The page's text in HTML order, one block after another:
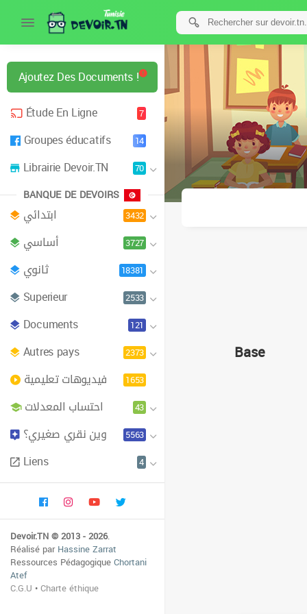
Ajoutez Des Documents !
Étude En Ligne
7
Groupes éducatifs 14
Librairie Devoir.TN 70
BANQUE DE DEVOIRS
ابتدائي 3432
أساسي 3727
ثانوي 18381
Superieur 2533
Documents 121
Autres pays 2373
فيديوهات تعليمية 1653
احتساب المعدلات 43
وين نقري صغيري؟ 5563
Liens 4
Devoir.TN © 2013 - 2026.
Réalisé parHassine Zarrat
Ressources PédagogiqueChortani
Atef
C.G.U •Charte éthique
Base